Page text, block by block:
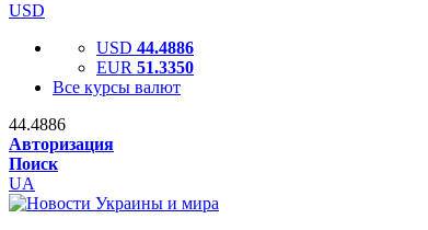
USD
USD 44.4886
EUR 51.3350
Все курсы валют
44.4886
Авторизация
Поиск
UA